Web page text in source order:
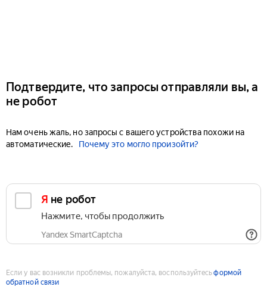
Подтвердите, что запросы отправляли вы, а
не робот
Нам очень жаль, но запросы с вашего устройства похожи на
автоматические.
Почему это могло произойти?
Я не робот
Нажмите, чтобы продолжить
Yandex SmartCaptcha
Если у вас возникли проблемы, пожалуйста, воспользуйтесьформой
обратной связи